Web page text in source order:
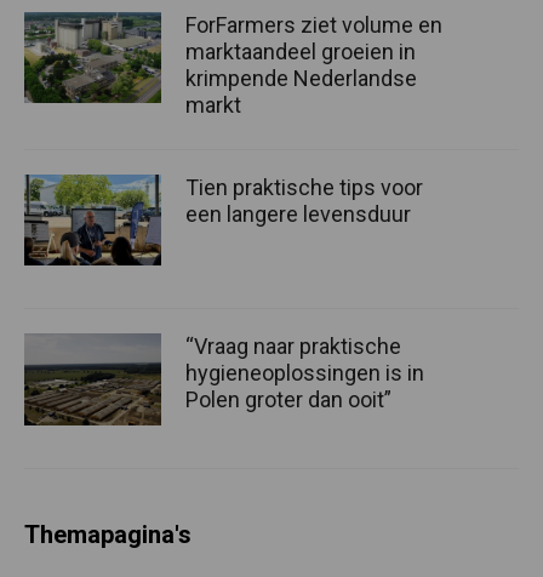
ForFarmers ziet volume en
marktaandeel groeien in
krimpende Nederlandse
markt
Tien praktische tips voor
een langere levensduur
“Vraag naar praktische
hygieneoplossingen is in
Polen groter dan ooit”
Themapagina's